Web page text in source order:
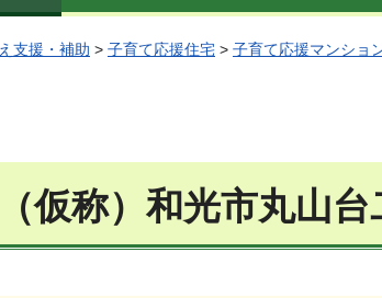
支援・補助 > 子育て応援住宅 > 子育て応援マンショ
（仮称）和光市丸山